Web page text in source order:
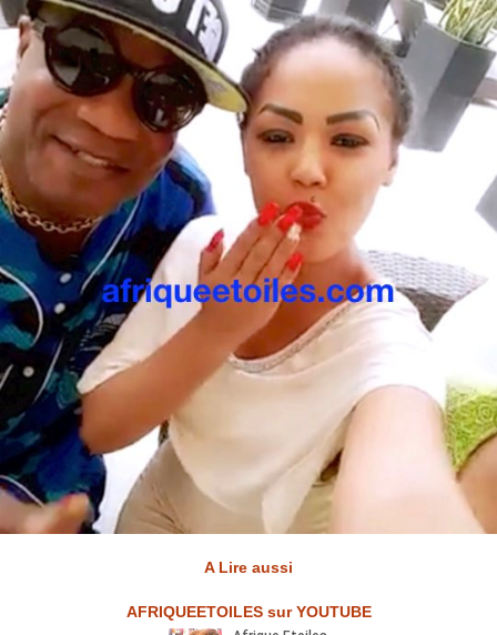
A Lire aussi
AFRIQUEETOILES sur YOUTUBE